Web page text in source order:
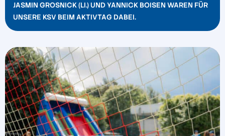
JASMIN GROSNICK (LI.) UND YANNICK BOISEN WAREN FÜR
UNSERE KSV BEIM AKTIVTAG DABEI.